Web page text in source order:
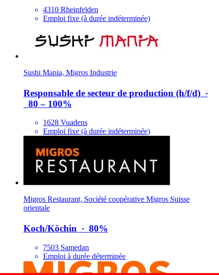
4310 Rheinfelden
Emploi fixe (à durée indéterminée)
Sushi Mania, Migros Industrie
Responsable de secteur de production (h/​f/​d) ‧
80 – 100%
1628 Vuadens
Emploi fixe (à durée indéterminée)
Migros Restaurant, Société coopérative Migros Suisse
orientale
Koch/​Köchin ‧ 80%
7503 Samedan
Emploi à durée déterminée